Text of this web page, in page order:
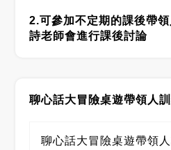
2.可參加不定期的課後帶
詩老師會進行課後討論
聊心話大冒險桌遊帶領人
聊心話大冒險桌遊帶領